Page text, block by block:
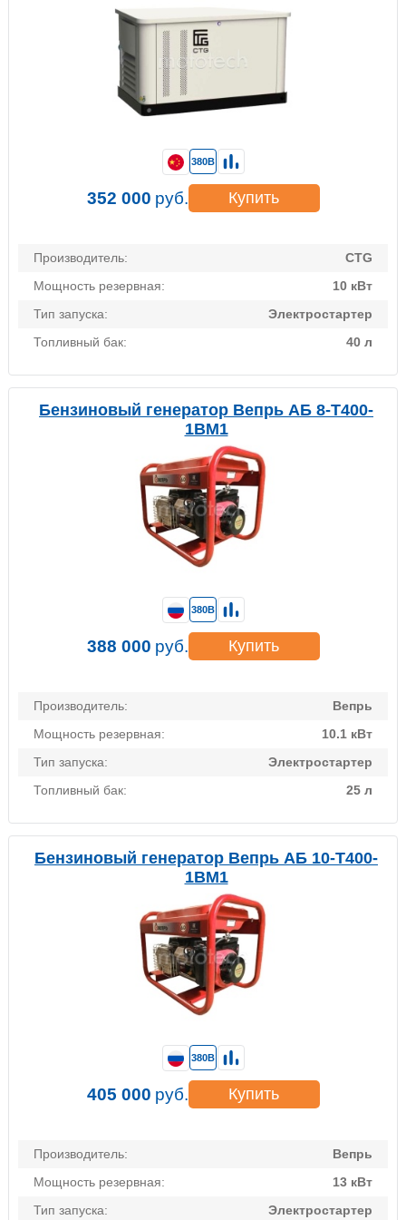
Производитель:
CTG
Мощность резервная:
10 кВт
Тип запуска:
Электростартер
Топливный бак:
40 л
380В
352 000 руб. Купить
Бензиновый генератор Вепрь АБ 8-Т400-
1ВМ1
Производитель:
Вепрь
Мощность резервная:
10.1 кВт
Тип запуска:
Электростартер
Топливный бак:
25 л
380В
388 000 руб. Купить
Бензиновый генератор Вепрь АБ 10-Т400-
1ВМ1
Производитель:
Вепрь
Мощность резервная:
13 кВт
Тип запуска:
Электростартер
380В
405 000 руб. Купить